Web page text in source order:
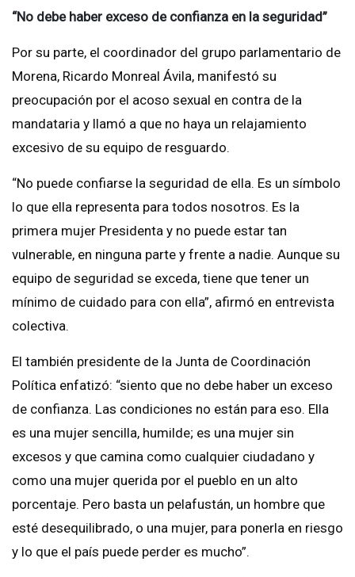
“No debe haber exceso de confianza en la seguridad”
Por su parte, el coordinador del grupo parlamentario de
Morena, Ricardo Monreal Ávila, manifestó su
preocupación por el acoso sexual en contra de la
mandataria y llamó a que no haya un relajamiento
excesivo de su equipo de resguardo.
“No puede confiarse la seguridad de ella. Es un símbolo
lo que ella representa para todos nosotros. Es la
primera mujer Presidenta y no puede estar tan
vulnerable, en ninguna parte y frente a nadie. Aunque su
equipo de seguridad se exceda, tiene que tener un
mínimo de cuidado para con ella”, afirmó en entrevista
colectiva.
El también presidente de la Junta de Coordinación
Política enfatizó: “siento que no debe haber un exceso
de confianza. Las condiciones no están para eso. Ella
es una mujer sencilla, humilde; es una mujer sin
excesos y que camina como cualquier ciudadano y
como una mujer querida por el pueblo en un alto
porcentaje. Pero basta un pelafustán, un hombre que
esté desequilibrado, o una mujer, para ponerla en riesgo
y lo que el país puede perder es mucho”.